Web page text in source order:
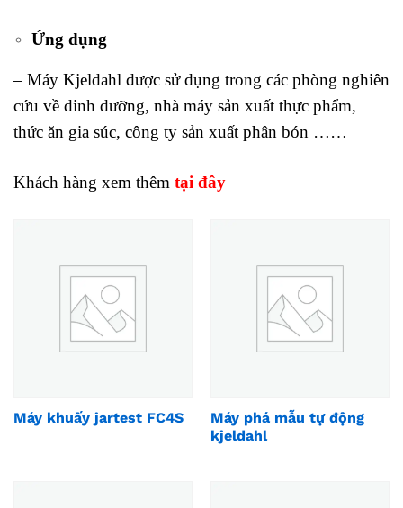
Ứng dụng
– Máy Kjeldahl được sử dụng trong các phòng nghiên
cứu về dinh dưỡng, nhà máy sản xuất thực phẩm,
thức ăn gia súc, công ty sản xuất phân bón ……
Khách hàng xem thêm tại đây
Máy khuấy jartest FC4S
Máy phá mẫu tự động
kjeldahl